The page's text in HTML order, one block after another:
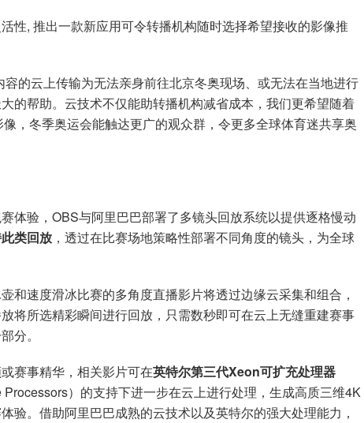
性, 推出一款新应用可令转播机构随时选择希望接收的影像推
容的云上传输为无法亲身前往北京冬奥现场、或无法在当地进行
的帮助。云技术不仅能助转播机构减省成本，我们更希望随着
，冬季奥运会能触达更广的观众群，令更多全球体育迷共享奥
体验，OBS与阿里巴巴部署了多镜头回放系统以提供逐格慢动
类回放 ，透过在比赛场地策略性部署不同角度的镜头，为全球
和速度滑冰比赛的多角度直播影片将透过边缘云采集和组合，
将所选精彩瞬间进行回放，只需数秒即可在云上无缝重建赛事
分。
赛事精华，相关影片可在英特尔第三代Xeon可扩充处理器
）的支持下进一步在云上进行处理，生成高质三维4K
验。借助阿里巴巴成熟的云技术以及英特尔的强大处理能力，